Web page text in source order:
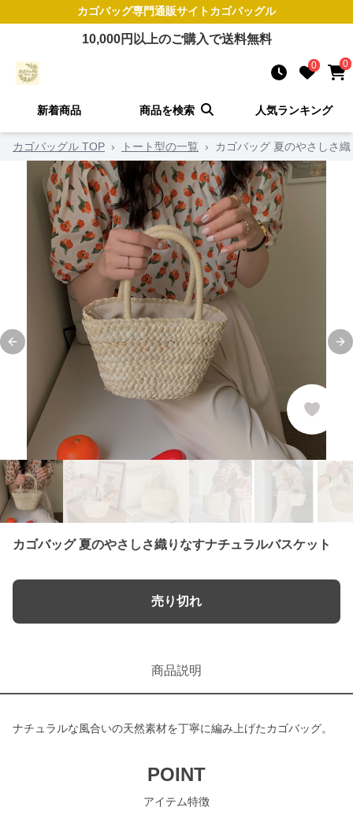
カゴバッグ専門通販サイトカゴバッグル
10,000円以上のご購入で送料無料
0 0
新着商品 商品を検索 人気ランキング
カゴバッグル TOP › トート型の一覧 › カゴバッグ 夏のやさしさ
Previous slide
カゴバッグ 夏のやさしさ織りなすナチュラルバスケット
売り切れ
商品説明
ナチュラルな風合いの天然素材を丁寧に編み上げたカゴバッグ。
POINT
アイテム特徴